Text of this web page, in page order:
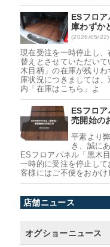
ESフロ
庫わずか
(2026/05/22)
現在受注を一時停止し
替えとさせていただい
木目柄」の在庫が残り
庫状況につきましては
内「在庫はこちら」よ
ESフロ
売開始の
平素より
き、誠に
ESフロアパネル「黒木
一時的に受注を停止し
客様にはご不便をおか
店舗ニュース
オグショーニュース